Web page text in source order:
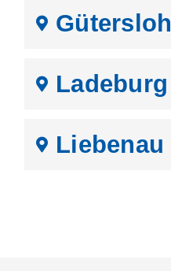
Gütersloh
Ladeburg
Liebenau